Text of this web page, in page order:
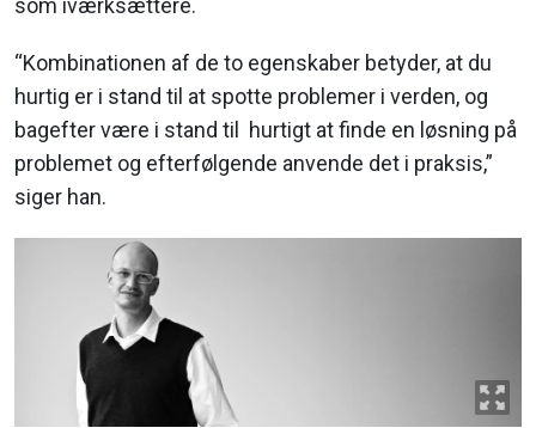
som iværksættere.
“Kombinationen af de to egenskaber betyder, at du
hurtig er i stand til at spotte problemer i verden, og
bagefter være i stand til hurtigt at finde en løsning på
problemet og efterfølgende anvende det i praksis,”
siger han.